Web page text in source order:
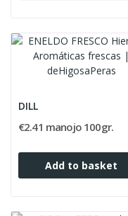
DILL
€2.41 manojo 100gr.
Add to basket